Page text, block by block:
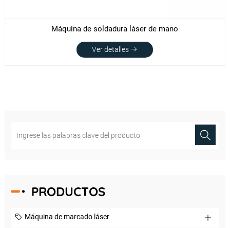
Máquina de soldadura láser de mano
Ver detalles
PRODUCTOS
Máquina de marcado láser